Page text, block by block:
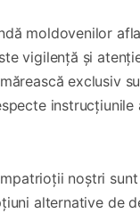
moldovenilor
vigilență și
exclusiv
noștri
alternative de